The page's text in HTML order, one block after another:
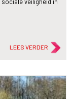
sociale veiligheid in
LEES VERDER